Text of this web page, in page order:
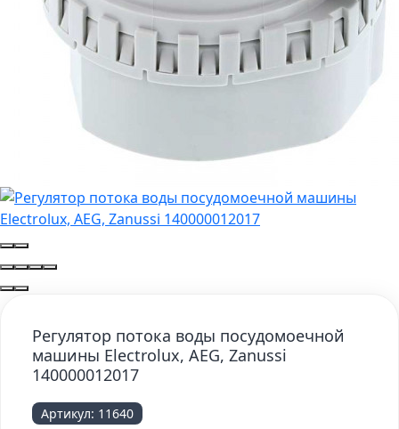
Регулятор потока воды посудомоечной
машины Electrolux, AEG, Zanussi
140000012017
Артикул: 11640